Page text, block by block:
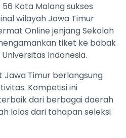
Kota Malang sukses
wilayah Jawa Timur
Online jenjang Sekolah
tiket ke babak
Indonesia.
Jawa Timur berlangsung
Kompetisi ini
dari berbagai daerah
lolos dari tahapan seleksi